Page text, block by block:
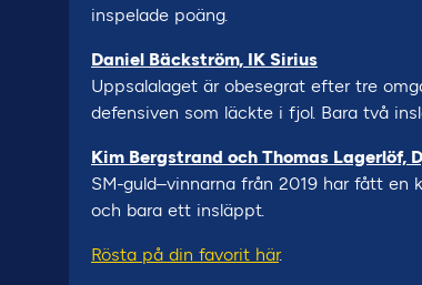
inspelade poäng.
Daniel Bäckström, IK Sirius
Uppsalalaget är obesegrat efter tre
defensiven som läckte i fjol. Bara två
Kim Bergstrand och Thomas Lagerlöf,
SM-guld–vinnarna från 2019 har fått en
och bara ett insläppt.
Rösta på din favorit här.